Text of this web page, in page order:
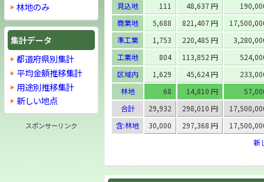
見込地
111 48,637 円
商業地
5,688 821,407 円
準工業
1,753 220,485 円
工業地
804 113,852 円
区域内
1,629 45,624 円
林地
68 14,810 円
合計
29,932 298,010 円
含:林地
30,000 297,368 円
新
林地のみ
集計データ
都道府県別集計
平均金額推移集計
用途別推移集計
新しい地点
スポンサーリンク